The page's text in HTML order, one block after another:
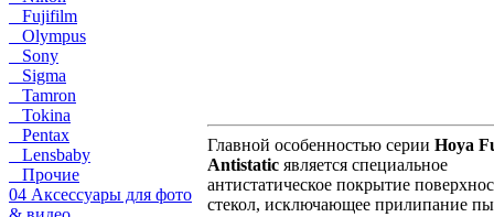
Fujifilm
Olympus
Sony
Sigma
Tamron
Tokina
Pentax
Lensbaby
Прочие
04 Аксессуары для фото
Главной особенностью серии Hoya
Antistatic является специальное
антистатическое покрытие
стекол, исключающее прилипание